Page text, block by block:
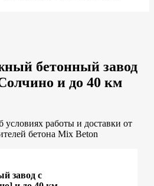
бетонный завод
и до 40 км
работы и доставки от
бетона Mix Beton
завод с